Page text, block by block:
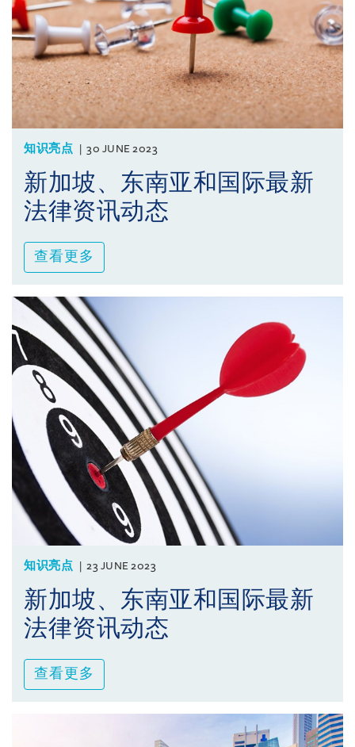
知识亮点 30 JUNE 2023
新加坡、东南亚和国际最新
法律资讯动态
查看更多
知识亮点 23 JUNE 2023
新加坡、东南亚和国际最新
法律资讯动态
查看更多